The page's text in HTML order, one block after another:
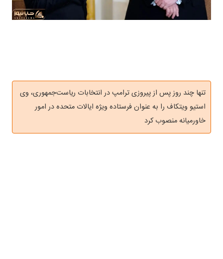
تنها چند روز پس از پیروزی ترامپ در انتخابات ریاست‌جمهوری، وی
استیو ویتکاف را به عنوان فرستاده ویژه ایالات متحده در امور
خاورمیانه منصوب کرد